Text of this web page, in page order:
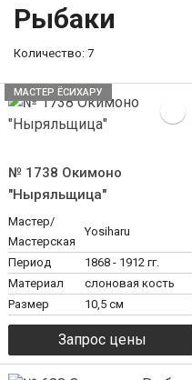
Рыбаки
Количество: 7
№ 1738 Окимоно
"Ныряльщица"
Мастер/
Мастерская
Yosiharu
Период
1868 - 1912 гг.
Материал
слоновая кость
Размер
10,5 см
МАСТЕР ЁСИХАРУ